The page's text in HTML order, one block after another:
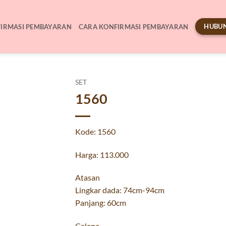
PEMBAYARAN CARA KONFIRMASI PEMBAYARAN
SET
1560
Kode: 1560
Harga: 113.000
Atasan
Lingkar dada: 74cm-94cm
Panjang: 60cm